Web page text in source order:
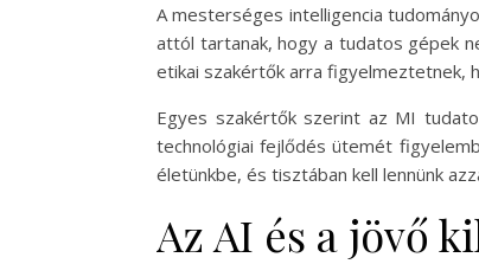
A mesterséges intelligencia
attól tartanak, hogy a tudatos gépek
etikai szakértők arra figyelmeztetnek,
Egyes szakértők szerint az MI
technológiai fejlődés ütemét
életünkbe, és tisztában kell lennünk
Az AI és a jövő